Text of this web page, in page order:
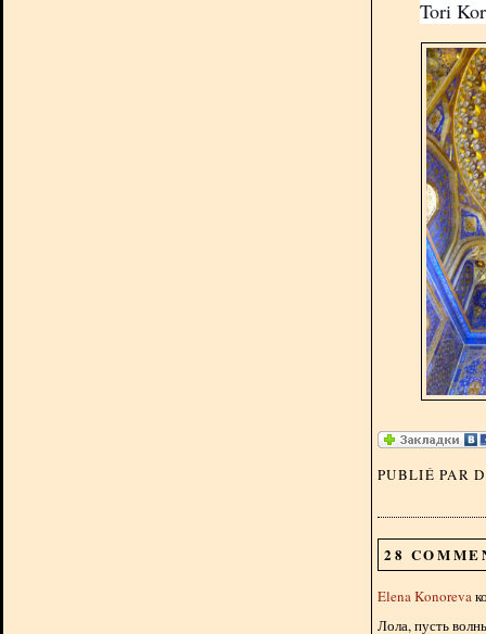
Tori
PUBLIÉ PAR
28
Elena Konoreva
Лола, пусть